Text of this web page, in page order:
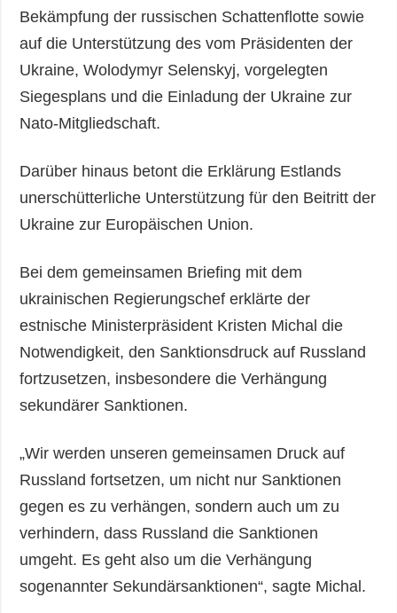
Bekämpfung der russischen Schattenflotte sowie
auf die Unterstützung des vom Präsidenten der
Ukraine, Wolodymyr Selenskyj, vorgelegten
Siegesplans und die Einladung der Ukraine zur
Nato-Mitgliedschaft.
Darüber hinaus betont die Erklärung Estlands
unerschütterliche Unterstützung für den Beitritt der
Ukraine zur Europäischen Union.
Bei dem gemeinsamen Briefing mit dem
ukrainischen Regierungschef erklärte der
estnische Ministerpräsident Kristen Michal die
Notwendigkeit, den Sanktionsdruck auf Russland
fortzusetzen, insbesondere die Verhängung
sekundärer Sanktionen.
„Wir werden unseren gemeinsamen Druck auf
Russland fortsetzen, um nicht nur Sanktionen
gegen es zu verhängen, sondern auch um zu
verhindern, dass Russland die Sanktionen
umgeht. Es geht also um die Verhängung
sogenannter Sekundärsanktionen“, sagte Michal.